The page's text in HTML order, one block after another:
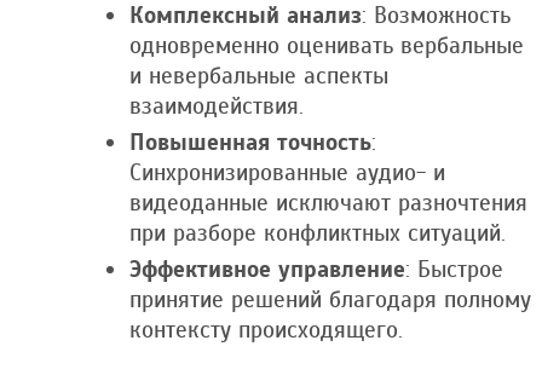
Комплексный анализ: Возможность
одновременно оценивать вербальные
и невербальные аспекты
взаимодействия.
Повышенная точность:
Синхронизированные аудио- и
видеоданные исключают разночтения
при разборе конфликтных ситуаций.
Эффективное управление: Быстрое
принятие решений благодаря полному
контексту происходящего.